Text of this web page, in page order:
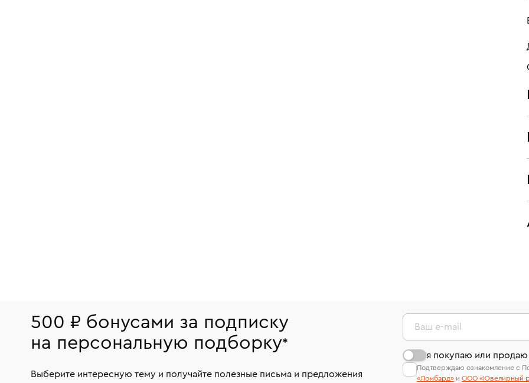
500 ₽ бонусами за подписку
на персональную подборку*
Выберите интересную тему и получайте полезные письма и предложения
Ваш e-mail
я покупаю или
Подтверждаю ознакомление с
«Ломбард» и ООО «Ювелирный